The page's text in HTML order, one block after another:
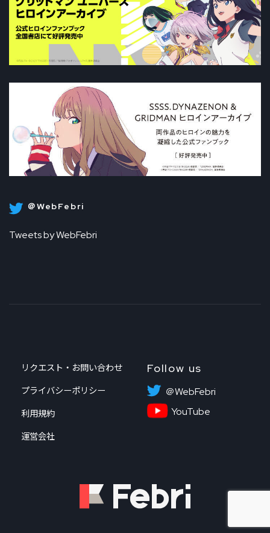
＠WebFebri
Tweets by WebFebri
リクエスト・お問い合わせ
プライバシーポリシー
利用規約
運営会社
Follow us
＠WebFebri
YouTube